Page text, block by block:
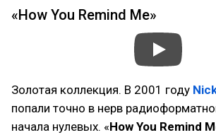
«How You Remind Me»
Золотая коллекция. В 2001 году
попали точно в нерв
начала нулевых. «How You Remind